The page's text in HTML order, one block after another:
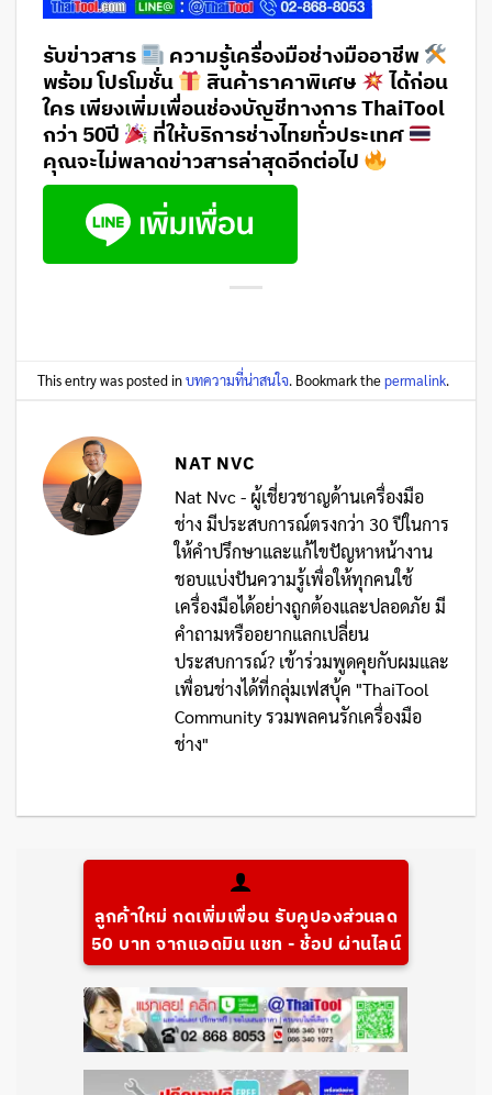
รับข่าวสาร
ความรู้เครื่องมือช่างมืออาชีพ
พร้อม โปรโมชั่น
สินค้าราคาพิเศษ
ได้ก่อน
ใคร เพียงเพิ่มเพื่อนช่องบัญชีทางการ ThaiTool
กว่า 50ปี
ที่ให้บริการช่างไทยทั่วประเทศ
คุณจะไม่พลาดข่าวสารล่าสุดอีกต่อไป
This entry was posted inบทความที่น่าสนใจ. Bookmark thepermalink.
NAT NVC
Nat Nvc - ผู้เชี่ยวชาญด้านเครื่องมือ
ช่าง มีประสบการณ์ตรงกว่า 30 ปีในการ
ให้คำปรึกษาและแก้ไขปัญหาหน้างาน
ชอบแบ่งปันความรู้เพื่อให้ทุกคนใช้
เครื่องมือได้อย่างถูกต้องและปลอดภัย มี
คำถามหรืออยากแลกเปลี่ยน
ประสบการณ์? เข้าร่วมพูดคุยกับผมและ
เพื่อนช่างได้ที่กลุ่มเฟสบุ้ค "ThaiTool
Community รวมพลคนรักเครื่องมือ
ช่าง"
ลูกค้าใหม่ กดเพิ่มเพื่อน รับคูปองส่วนลด
50 บาท จากแอดมิน แชท - ช้อป ผ่านไลน์